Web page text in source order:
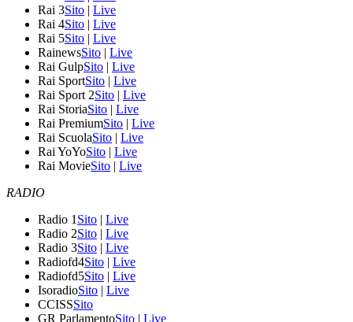
Rai 3Sito | Live
Rai 4Sito | Live
Rai 5Sito | Live
RainewsSito | Live
Rai GulpSito | Live
Rai SportSito | Live
Rai Sport 2Sito | Live
Rai StoriaSito | Live
Rai PremiumSito | Live
Rai ScuolaSito | Live
Rai YoYoSito | Live
Rai MovieSito | Live
RADIO
Radio 1 Sito | Live
Radio 2Sito | Live
Radio 3Sito | Live
Radiofd4Sito | Live
Radiofd5Sito | Live
IsoradioSito | Live
CCISSSito
GR ParlamentoSito | Live